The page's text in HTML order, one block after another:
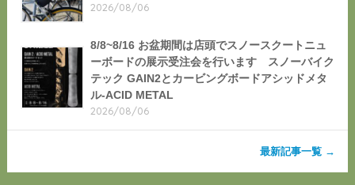
2026/08/06
8/8~8/16 お盆期間は店頭でスノースクートニュ
ーボードの展示受注会を行います スノーバイク
テック GAIN2とカービングボードアシッドメタ
ル-ACID METAL
2026/08/06
最新記事一覧 →